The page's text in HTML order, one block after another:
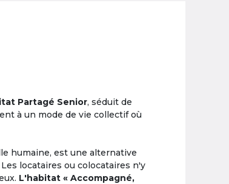
Partagé Senior, séduit de
à un mode de vie collectif où
humaine, est une alternative
Les locataires ou colocataires n'y
L'habitat « Accompagné,